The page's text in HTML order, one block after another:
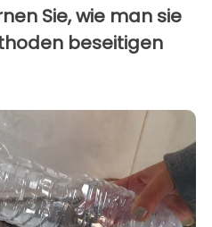
Sie, wie man sie
beseitigen